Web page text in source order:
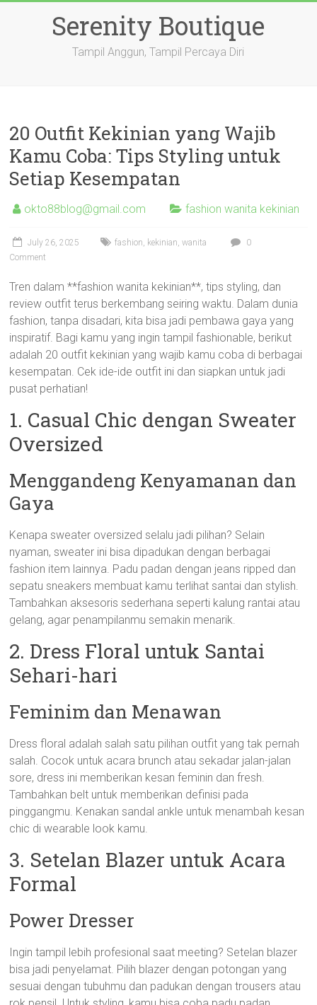
Serenity Boutique
Tampil Anggun, Tampil Percaya Diri
20 Outfit Kekinian yang Wajib
Kamu Coba: Tips Styling untuk
Setiap Kesempatan
okto88blog@gmail.com fashion wanita kekinian
July 26, 2025 fashion, kekinian,wanita
0
Comment
Tren dalam **fashion wanita kekinian**, tips styling, dan
review outfit terus berkembang seiring waktu. Dalam dunia
fashion, tanpa disadari, kita bisa jadi pembawa gaya yang
inspiratif. Bagi kamu yang ingin tampil fashionable, berikut
adalah 20 outfit kekinian yang wajib kamu coba di berbagai
kesempatan. Cek ide-ide outfit ini dan siapkan untuk jadi
pusat perhatian!
1. Casual Chic dengan Sweater
Oversized
Menggandeng Kenyamanan dan
Gaya
Kenapa sweater oversized selalu jadi pilihan? Selain
nyaman, sweater ini bisa dipadukan dengan berbagai
fashion item lainnya. Padu padan dengan jeans ripped dan
sepatu sneakers membuat kamu terlihat santai dan stylish.
Tambahkan aksesoris sederhana seperti kalung rantai atau
gelang, agar penampilanmu semakin menarik.
2. Dress Floral untuk Santai
Sehari-hari
Feminim dan Menawan
Dress floral adalah salah satu pilihan outfit yang tak pernah
salah. Cocok untuk acara brunch atau sekadar jalan-jalan
sore, dress ini memberikan kesan feminin dan fresh.
Tambahkan belt untuk memberikan definisi pada
pinggangmu. Kenakan sandal ankle untuk menambah kesan
chic di wearable look kamu.
3. Setelan Blazer untuk Acara
Formal
Power Dresser
Ingin tampil lebih profesional saat meeting? Setelan blazer
bisa jadi penyelamat. Pilih blazer dengan potongan yang
sesuai dengan tubuhmu dan padukan dengan trousers atau